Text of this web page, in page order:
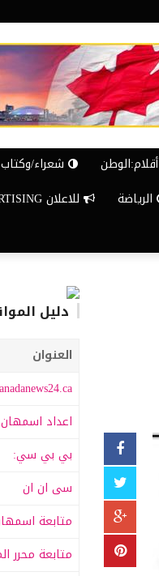
أقلام:الوطن شعراء/وكتاب
الرياضة
للاعلان ADVERTISING
دليل
العنوان
اعداد اسمهان
بي بي سي:
سى ان ان
متابعة
متابعة محرر